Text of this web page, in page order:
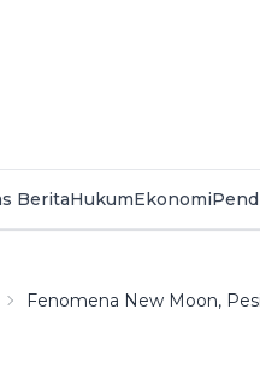
BeritaHukumEkonomi
Fenomena New Moon,